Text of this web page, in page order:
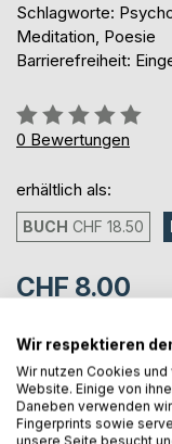
Schlagworte:
Meditation, Poesie
Barrierefreiheit:
Bewertung::
0%
0 Bewertungen
erhältlich als:
BUCH CHF 18.50
CHF 8.00
sofort verfügbar als
IN
Wir respektieren
Wir nutzen Cookies
Website. Einige von
Daneben verwenden
Fingerprints sowie
unsere Seite besucht